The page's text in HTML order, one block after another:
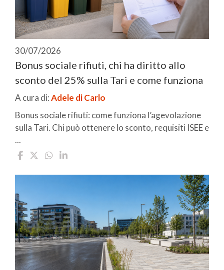
30/07/2026
Bonus sociale rifiuti, chi ha diritto allo
sconto del 25% sulla Tari e come funziona
A cura di:Adele di Carlo
Bonus sociale rifiuti: come funziona l’agevolazione
sulla Tari. Chi può ottenere lo sconto, requisiti ISEE e
...